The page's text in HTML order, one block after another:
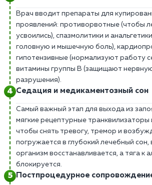
Врач вводит препараты для
проявлений: противорвотные (чтобы
усвоились), спазмолитики и
головную и мышечную боль),
гипотензивные (нормализуют работу
витамины группы В (защищают
разрушения).
Седация и медикаментозный сон
Самый важный этап для выхода из
мягкие рецептурные транквилизаторы
чтобы снять тревогу, тремор и
погружается в глубокий лечебный
организм восстанавливается, а тяга к
блокируется.
Постпроцедурное